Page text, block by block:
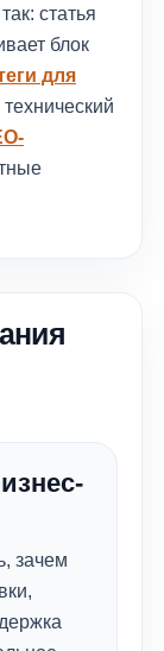
статья
блок
для
зачем